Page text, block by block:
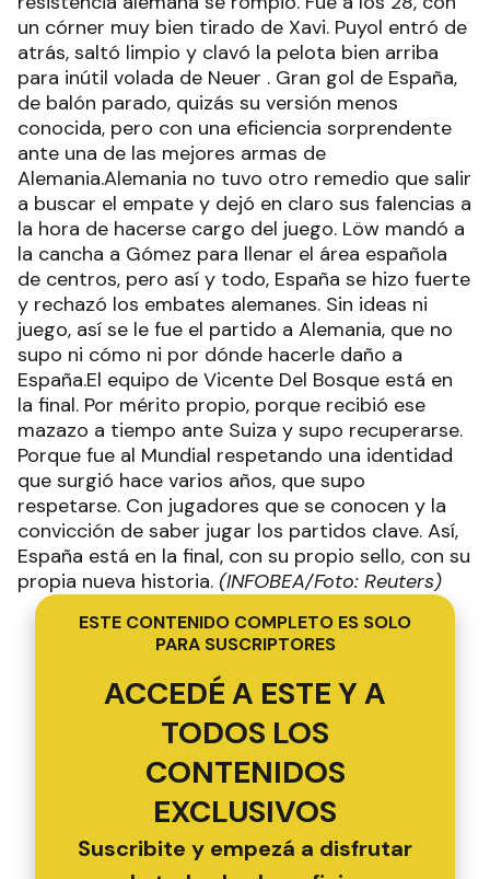
un córner muy bien tirado de Xavi. Puyol entró de
atrás, saltó limpio y clavó la pelota bien arriba
para inútil volada de Neuer . Gran gol de España,
de balón parado, quizás su versión menos
conocida, pero con una eficiencia sorprendente
ante una de las mejores armas de
Alemania.Alemania no tuvo otro remedio que salir
a buscar el empate y dejó en claro sus falencias a
la hora de hacerse cargo del juego. Löw mandó a
la cancha a Gómez para llenar el área española
de centros, pero así y todo, España se hizo fuerte
y rechazó los embates alemanes. Sin ideas ni
juego, así se le fue el partido a Alemania, que no
supo ni cómo ni por dónde hacerle daño a
España.El equipo de Vicente Del Bosque está en
la final. Por mérito propio, porque recibió ese
mazazo a tiempo ante Suiza y supo recuperarse.
Porque fue al Mundial respetando una identidad
que surgió hace varios años, que supo
respetarse. Con jugadores que se conocen y la
convicción de saber jugar los partidos clave. Así,
España está en la final, con su propio sello, con su
propia nueva historia. (INFOBEA/Foto: Reuters)
ESTE CONTENIDO COMPLETO ES SOLO
PARA SUSCRIPTORES
ACCEDÉ A ESTE Y A
TODOS LOS
CONTENIDOS
EXCLUSIVOS
Suscribite y empezá a disfrutar